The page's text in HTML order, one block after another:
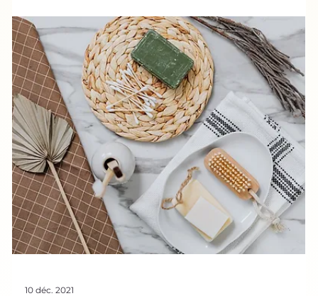
21 janv. 2022
Biomimétisme dans tous ses états
Hydrophobie : quand le vivant fait
tout pour ne pas se mouiller
L’hydrophobie, signifie repousser l'eau, c’est une propriété
qui s’avère utile dans de très nombreuses industries. On
pense naturellement au textile, mais saviez-vous que les
propriétés hydrophobes peuvent également servir à éviter
lorsqu’il s’agit d'utiliser ses talents hydrophobes.